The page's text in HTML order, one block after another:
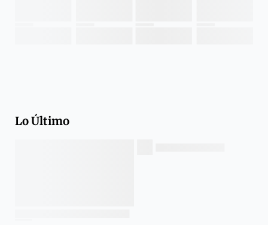
Lo Último